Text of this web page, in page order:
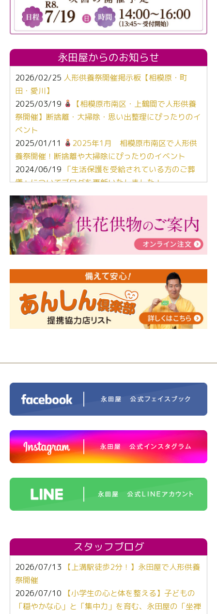
永田屋からのお知らせ
2026/02/25 人形供養祭開催掲示板【相模原・町
田・愛川】
2025/03/19
【相模原市南区・上鶴間で人形供養
祭開催】断捨離・大掃除・思い出整理にぴったりのイ
ベント
2025/01/11
2025年1月 相模原市南区で人形供
養祭開催！断捨離や大掃除にぴったりのイベント
2024/06/19 「生活保護を受給されている方のご葬
儀」についてブログを更新いたしました！
2024/03/06【終活なるほど教室】「マンガで学
ぶ！はじめてのお葬式」小さな家族葬ハウス®町田成
瀬 ご参加ありがとうございました！
2024/01/19令和6年能登半島地震災害の寄付のご報
告
人形供養 寄付のご報告
2023/12/16終活なるほど教室＠小さな家族葬ハウ
ス®上鶴間 エンディングノートを書いてみよう！
2023/11/29 永田屋創業110周年記念式典 レンブラ
ントホテル東京町田
スタッフブログ
2026/07/13
【上溝駅徒歩2分！】永田屋で人形供養
祭開催
2026/07/10
【小学生の心と体を整える】子どもの
「穏やかな心」と「集中力」を育む、永田屋の「坐禅